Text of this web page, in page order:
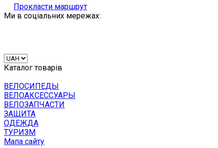
Прокласти маршрут
Ми в соціальних мережах:
Каталог товарів
ВЕЛОСИПЕДЫ
ВЕЛОАКСЕССУАРЫ
ВЕЛОЗАПЧАСТИ
ЗАЩИТА
ОДЕЖДА
ТУРИЗМ
Мапа сайту